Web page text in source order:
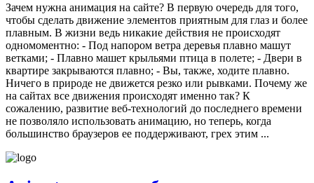
Зачем нужна анимация на сайте? В первую очередь для того,
чтобы сделать движение элементов приятным для глаз и более
плавным. В жизни ведь никакие действия не происходят
одномоментно: - Под напором ветра деревья плавно машут
ветками; - Плавно машет крыльями птица в полете; - Двери в
квартире закрываются плавно; - Вы, также, ходите плавно.
Ничего в природе не движется резко или рывками. Почему же
на сайтах все движения происходят именно так? К
сожалению, развитие веб-технологий до последнего времени
не позволяло использовать анимацию, но теперь, когда
большинство браузеров ее поддерживают, грех этим ...